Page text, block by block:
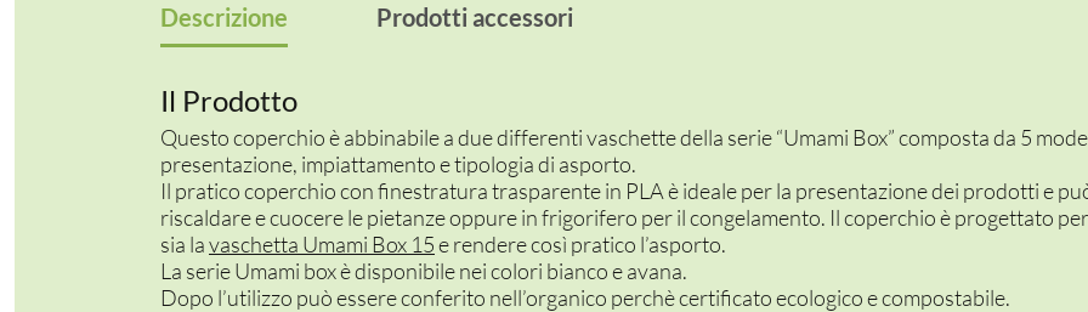
Descrizione Prodotti accessori
Il Prodotto
Questo coperchio è abbinabile a due differenti vaschette della serie “Umami Box” composta da 5
presentazione, impiattamento e tipologia di asporto.
Il pratico coperchio con finestratura trasparente in PLA è ideale per la presentazione dei prodotti e
riscaldare e cuocere le pietanze oppure in frigorifero per il congelamento. Il coperchio è progettato
sia lavaschetta Umami Box 15e rendere così pratico l’asporto.
La serie Umami box è disponibile nei colori bianco e avana.
Dopo l’utilizzo può essere conferito nell’organico perchè certificato ecologico e compostabile.